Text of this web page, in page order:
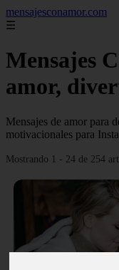
mensajesconamor.com
☰
Mensajes
amor,
Mensajes de amor para
motivacionales para
Mostrando 1 - 24 de 254